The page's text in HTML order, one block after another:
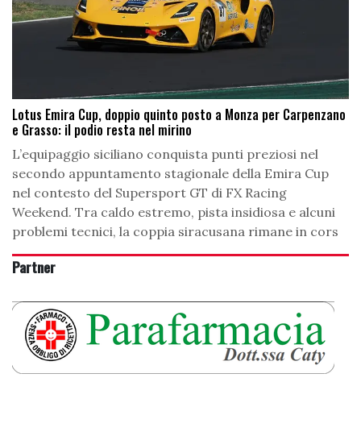
Lotus Emira Cup, doppio quinto posto a Monza per Carpenzano
e Grasso: il podio resta nel mirino
L’equipaggio siciliano conquista punti preziosi nel
secondo appuntamento stagionale della Emira Cup
nel contesto del Supersport GT di FX Racing
Weekend. Tra caldo estremo, pista insidiosa e alcuni
problemi tecnici, la coppia siracusana rimane in cors
Partner